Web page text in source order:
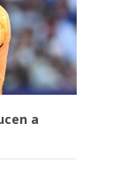
a